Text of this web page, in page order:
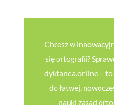
Chcesz w
się ortografii?
dyktanda.online –
do łatwej,
nauki zasad
Chcę zapisać się do newslettera i
akceptujęPolitykę Prywatności.